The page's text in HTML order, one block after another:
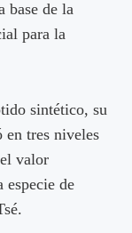
base de la
para la
sintético, su
en tres niveles
valor
especie de